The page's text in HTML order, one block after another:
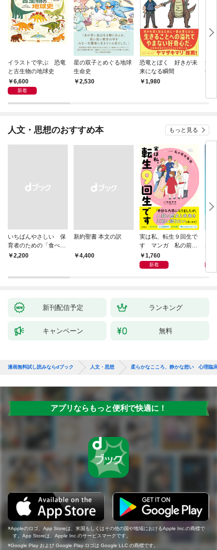
イラストで学ぶ 恐竜
と古生物の地球史
6,600
新着
星の双子とめぐる地球
生命史
2,530
恐竜とぼく 好きが未
来になる瞬間
1,980
知
行
人文・思想のおすすめ本 もっと見る
いちばんやさしい 保
育者のための「食べな
い子」サポートＢＯＯ
￥2,200
新約聖書 本文の訳
￥4,400
実は私、転生９回生で
す マンガ 私の前世
物語1,760
新着
が
新刊配信予定 ランキング
キャンペーン 無料
漫画無料試し読みならdブック 人文・思想 柔らかなこころ、静かな想い 心理臨
アプリならもっと便利で快適に！
Appleのロゴ、App Storeは、米国もしくはその他の国や地域におけるApple Inc.の商標で
す。App Storeは、Apple Inc.のサービスマークです。
Google Play および Google Play ロゴは Google LLC の商標です。